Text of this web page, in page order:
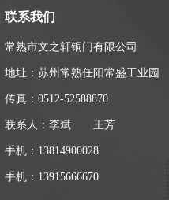
联系我们
常熟市文之轩铜门有限公司
地址：苏州常熟任阳常盛工业园
传真：0512-52588870
联系人：李斌 王芳
手机：13814900028
手机：13915666670